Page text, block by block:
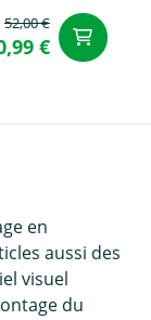
52,00 €
€
en
aussi des
visuel
du